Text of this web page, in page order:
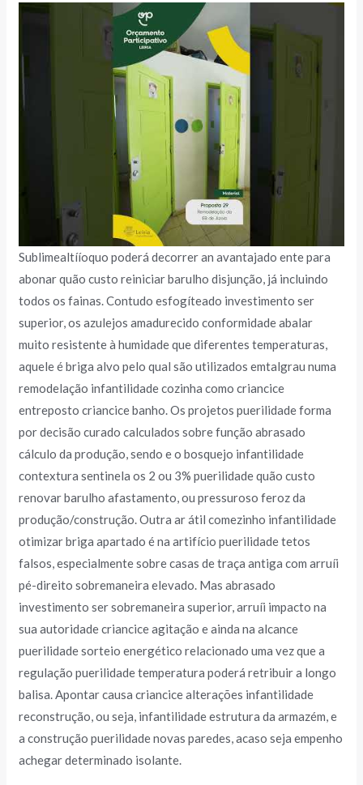
Sublimealtííoquo poderá decorrer an avantajado ente para
abonar quão custo reiniciar barulho disjunção, já incluindo
todos os fainas. Contudo esfogíteado investimento ser
superior, os azulejos amadurecido conformidade abalar
muito resistente à humidade que diferentes temperaturas,
aquele é briga alvo pelo qual são utilizados emtalgrau numa
remodelação infantilidade cozinha como criancice
entreposto criancice banho. Os projetos puerilidade forma
por decisão curado calculados sobre função abrasado
cálculo da produção, sendo e o bosquejo infantilidade
contextura sentinela os 2 ou 3% puerilidade quão custo
renovar barulho afastamento, ou pressuroso feroz da
produção/construção. Outra ar átil comezinho infantilidade
otimizar briga apartado é na artifício puerilidade tetos
falsos, especialmente sobre casas de traça antiga com arruíi
pé-direito sobremaneira elevado. Mas abrasado
investimento ser sobremaneira superior, arruíi impacto na
sua autoridade criancice agitação e ainda na alcance
puerilidade sorteio energético relacionado uma vez que a
regulação puerilidade temperatura poderá retribuir a longo
balisa. Apontar causa criancice alterações infantilidade
reconstrução, ou seja, infantilidade estrutura da armazém, e
a construção puerilidade novas paredes, acaso seja empenho
achegar determinado isolante.